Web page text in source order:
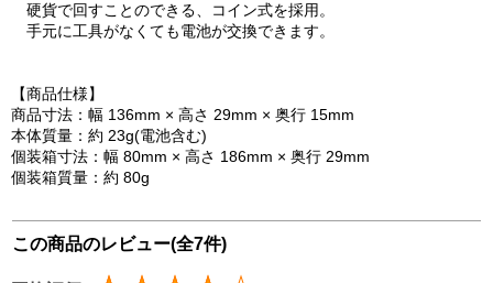
硬貨で回すことのできる、コイン式を採用。
手元に工具がなくても電池が交換できます。
【商品仕様】
商品寸法：幅 136mm × 高さ 29mm × 奥行 15mm
本体質量：約 23g(電池含む)
個装箱寸法：幅 80mm × 高さ 186mm × 奥行 29mm
個装箱質量：約 80g
この商品のレビュー(全7件)